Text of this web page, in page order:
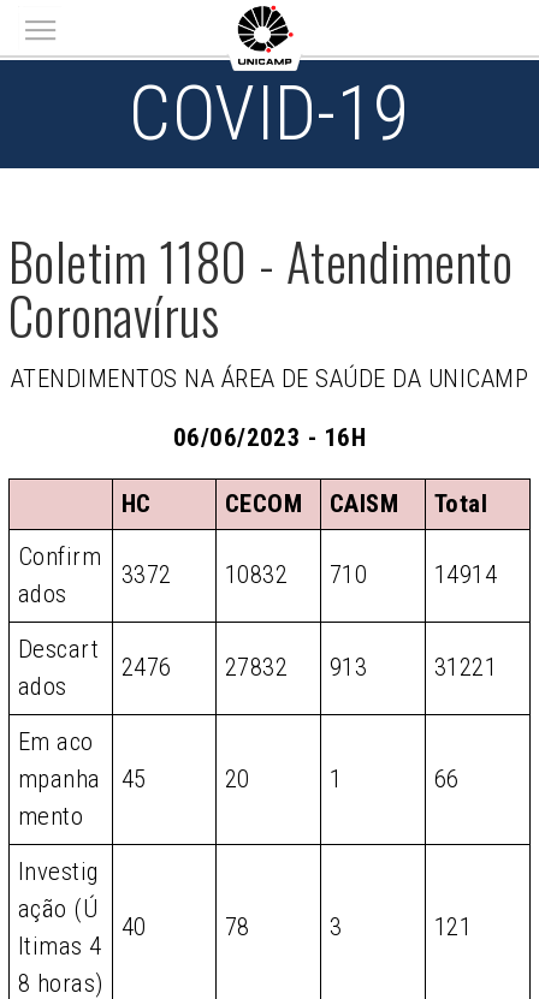
Main menu
COVID-19
Boletim 1180 - Atendimento
Coronavírus
ATENDIMENTOS NA ÁREA DE SAÚDE DA UNICAMP
06/06/2023 - 16H
HC CECOM CAISM
Total
Confirm
ados
3372 10832 710 14914
Descart
ados
2476 27832 913 31221
Em aco
mpanha
mento
45 20 1 66
Investig
ação (Ú
ltimas 4
8 horas)
40 78 3 121